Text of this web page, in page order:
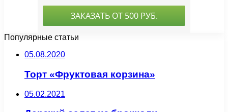
Популярные статьи
05.08.2020
Торт «Фруктовая корзина»
05.02.2021